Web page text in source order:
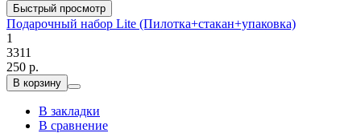
Быстрый просмотр
Подарочный набор Lite (Пилотка+стакан+упаковка)
1
3311
250 р.
В корзину
В закладки
В сравнение